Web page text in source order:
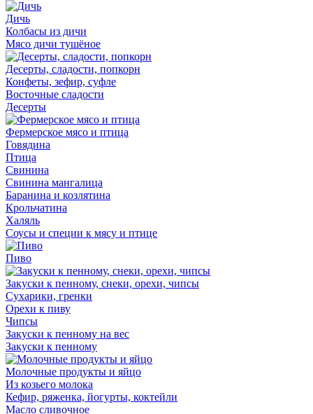
Дичь
Колбасы из дичи
Мясо дичи тушёное
Десерты, сладости, попкорн
Конфеты, зефир, суфле
Восточные сладости
Десерты
Фермерское мясо и птица
Говядина
Птица
Свинина
Свинина мангалица
Баранина и козлятина
Крольчатина
Халяль
Соусы и специи к мясу и птице
Пиво
Закуски к пенному, снеки, орехи, чипсы
Сухарики, гренки
Орехи к пиву
Чипсы
Закуски к пенному на вес
Закуски к пенному
Молочные продукты и яйцо
Из козьего молока
Кефир, ряженка, йогурты, коктейли
Масло сливочное